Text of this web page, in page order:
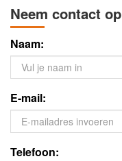
Neem contact op
Naam:
E-mail:
Telefoon: